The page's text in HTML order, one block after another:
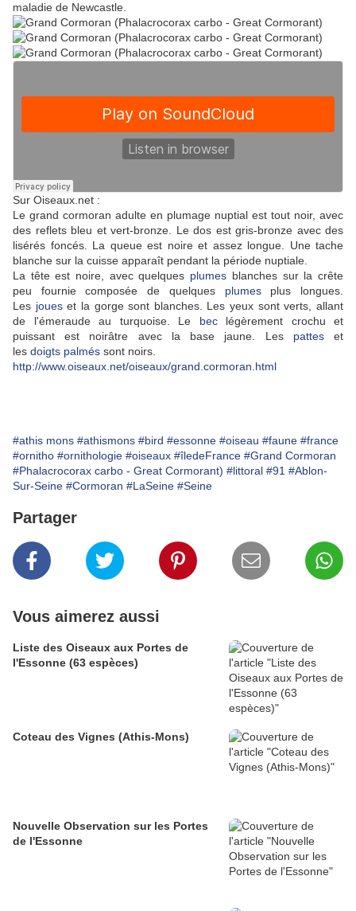
maladie de Newcastle.
Sur Oiseaux.net :
Le grand cormoran adulte en plumage nuptial est tout noir, avec
des reflets bleu et vert-bronze. Le dos est gris-bronze avec des
lisérés foncés. La queue est noire et assez longue. Une tache
blanche sur la cuisse apparaît pendant la période nuptiale.
La tête est noire, avec quelques plumes blanches sur la crête
peu fournie composée de quelques plumesplus longues.
Les joueset la gorge sont blanches. Les yeux sont verts, allant
de l'émeraude au turquoise. Le bec
légèrement crochu et
puissant est noirâtre avec la base jaune. Les patteset
les doigts palmés sont noirs.
http://www.oiseaux.net/oiseaux/grand.cormoran.html
#athis mons #athismons #bird #essonne #oiseau #faune #france
#ornitho #ornithologie #oiseaux #îledeFrance #Grand Cormoran
#Phalacrocorax carbo - Great Cormorant) #littoral #91 #Ablon-
Sur-Seine #Cormoran #LaSeine #Seine
Partager
Vous aimerez aussi
Liste des Oiseaux aux Portes de
l'Essonne (63 espèces)
Coteau des Vignes (Athis-Mons)
Nouvelle Observation sur les Portes
de l'Essonne